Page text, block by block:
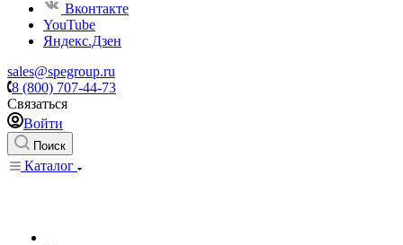
Вконтакте
YouTube
Яндекс.Дзен
sales@spegroup.ru
8 (800) 707-44-73
Связаться
Войти
Поиск
Каталог